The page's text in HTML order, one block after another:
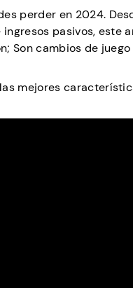
perder en 2024.
pasivos, este
Son cambios de
mejores